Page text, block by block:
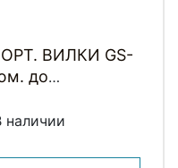
ВИЛКИ GS-
до
наличии